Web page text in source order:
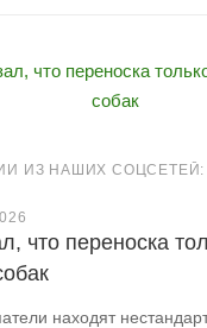
ИЗ НАШИХ СОЦСЕТЕЙ:
что переноска
находят